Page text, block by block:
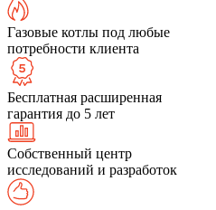
Газовые котлы под любые
потребности клиента
Бесплатная расширенная
гарантия до 5 лет
Собственный центр
исследований и разработок